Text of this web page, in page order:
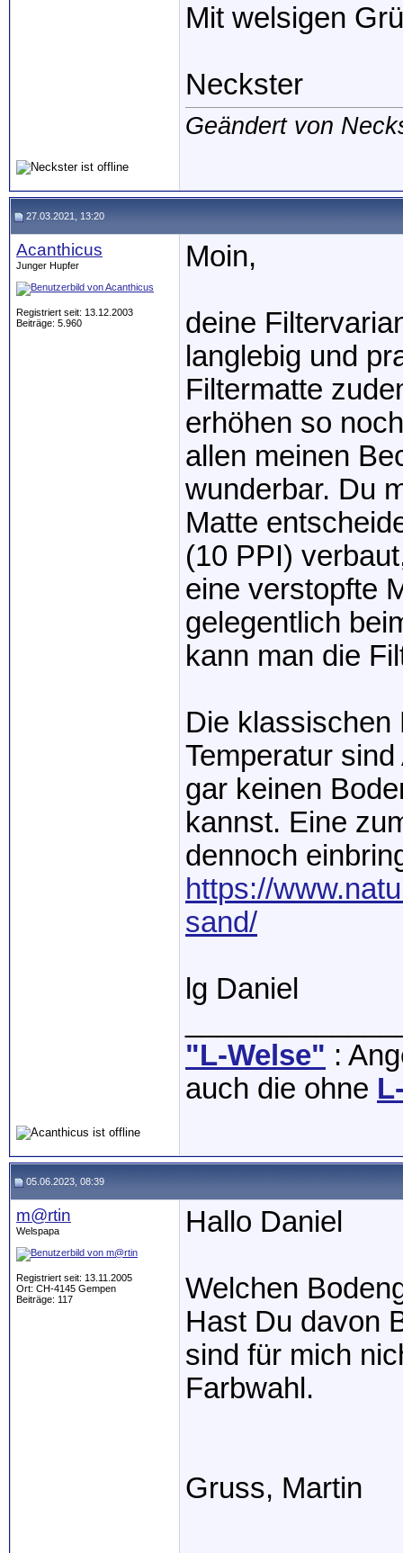
Mit welsigen
Neckster
Geändert von
27.03.2021, 13:20
Acanthicus
Junger Hupfer
Registriert seit: 13.12.2003
Beiträge: 5.960
Moin,
deine
langlebig und
Filtermatte
erhöhen so
allen meinen
wunderbar. Du
Matte
(10 PPI)
eine verstopfte
gelegentlich
kann man die
Die klassischen
Temperatur
gar keinen
kannst. Eine
dennoch
https://
sand/
lg Daniel
"L-Welse" :
auch die ohne
05.06.2023, 08:39
m@rtin
Welspapa
Registriert seit: 13.11.2005
Ort: CH-4145 Gempen
Beiträge: 117
Hallo Daniel
Welchen
Hast Du davon
sind für mich
Farbwahl.
Gruss, Martin